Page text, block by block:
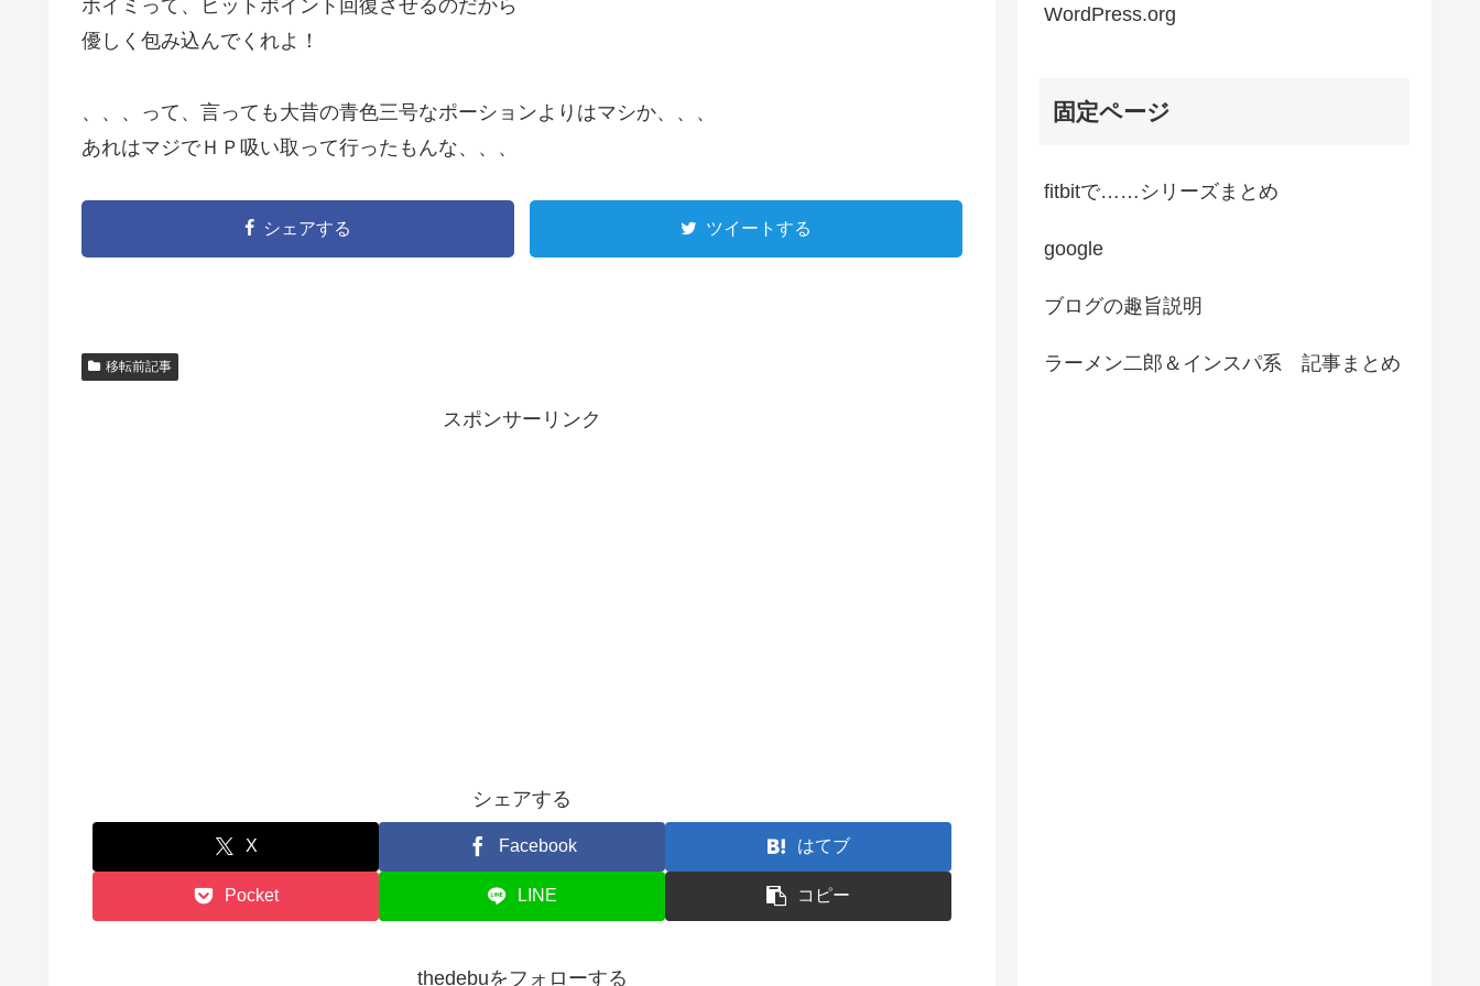
ホイミって、ヒットポイント回復させるのだから
優しく包み込んでくれよ！
、、、って、言っても大昔の青色三号なポーションよりはマシか、、、
あれはマジでＨＰ吸い取って行ったもんな、、、
シェアする ツイートする
移転前記事
スポンサーリンク
シェアする
X Facebook はてブ
Pocket LINE コピー
thedebuをフォローする
WordPress.org
固定ページ
fitbitで……シリーズまとめ
google
ブログの趣旨説明
ラーメン二郎＆インスパ系 記事まとめ